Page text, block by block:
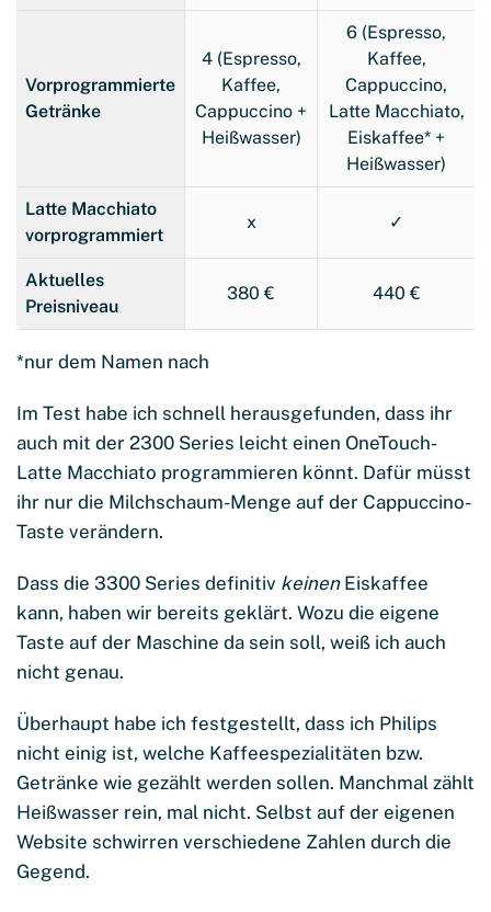
Vorprogrammierte
Getränke
4 (Espresso,
Kaffee,
Cappuccino +
Heißwasser)
6 (Espresso,
Kaffee,
Cappuccino,
Latte Macchiato,
Eiskaffee* +
Heißwasser)
Latte Macchiato
vorprogrammiert
x ✓
Aktuelles
Preisniveau
380 € 440 €
*nur dem Namen nach
Im Test habe ich schnell herausgefunden, dass ihr
auch mit der 2300 Series leicht einen OneTouch-
Latte Macchiato programmieren könnt. Dafür müsst
ihr nur die Milchschaum-Menge auf der Cappuccino-
Taste verändern.
Dass die 3300 Series definitiv keinen Eiskaffee
kann, haben wir bereits geklärt. Wozu die eigene
Taste auf der Maschine da sein soll, weiß ich auch
nicht genau.
Überhaupt habe ich festgestellt, dass ich Philips
nicht einig ist, welche Kaffeespezialitäten bzw.
Getränke wie gezählt werden sollen. Manchmal zählt
Heißwasser rein, mal nicht. Selbst auf der eigenen
Website schwirren verschiedene Zahlen durch die
Gegend.